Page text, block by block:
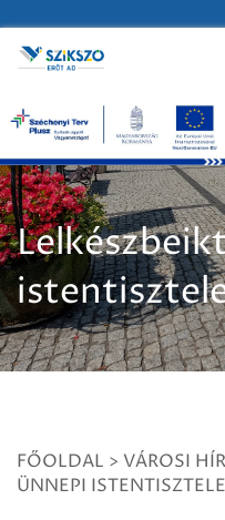
FŐOLDAL > VÁROSI
ÜNNEPI